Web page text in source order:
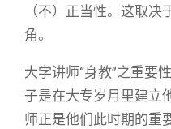
（不）正当性。这取
角。
大学讲师“身教”之重要
子是在大专岁月里建立
师正是他们此时期的重